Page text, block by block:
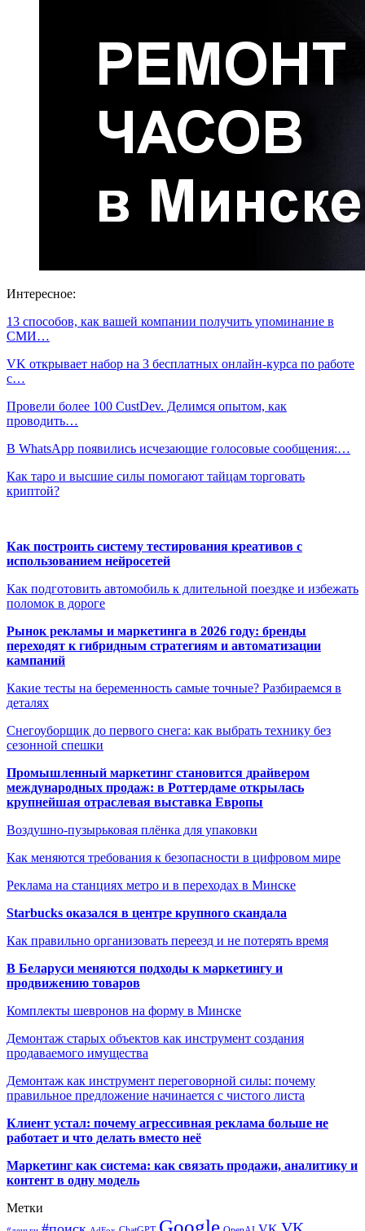
Интересное:
13 способов, как вашей компании получить упоминание в
СМИ…
VK открывает набор на 3 бесплатных онлайн-курса по работе
с…
Провели более 100 CustDev. Делимся опытом, как
проводить…
В WhatsApp появились исчезающие голосовые сообщения:…
Как таро и высшие силы помогают тайцам торговать
криптой?
Как построить систему тестирования креативов с
использованием нейросетей
Как подготовить автомобиль к длительной поездке и избежать
поломок в дороге
Рынок рекламы и маркетинга в 2026 году: бренды
переходят к гибридным стратегиям и автоматизации
кампаний
Какие тесты на беременность самые точные? Разбираемся в
деталях
Снегоуборщик до первого снега: как выбрать технику без
сезонной спешки
Промышленный маркетинг становится драйвером
международных продаж: в Роттердаме открылась
крупнейшая отраслевая выставка Европы
Воздушно-пузырьковая плёнка для упаковки
Как меняются требования к безопасности в цифровом мире
Реклама на станциях метро и в переходах в Минске
Starbucks оказался в центре крупного скандала
Как правильно организовать переезд и не потерять время
В Беларуси меняются подходы к маркетингу и
продвижению товаров
Комплекты шевронов на форму в Минске
Демонтаж старых объектов как инструмент создания
продаваемого имущества
Демонтаж как инструмент переговорной силы: почему
правильное предложение начинается с чистого листа
Клиент устал: почему агрессивная реклама больше не
работает и что делать вместо неё
Маркетинг как система: как связать продажи, аналитику и
контент в одну модель
Метки